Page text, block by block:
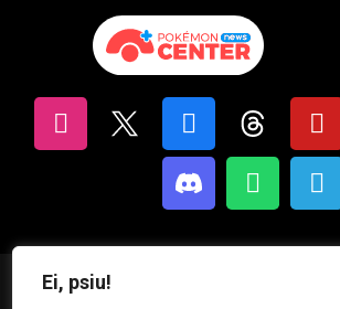
Ei, psiu!